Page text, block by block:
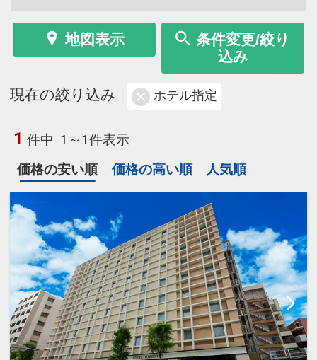
地図表示
条件変更/絞り
込み
現在の絞り込み ホテル指定
1 件中 1～1件表示
価格の安い順
価格の高い順 人気順